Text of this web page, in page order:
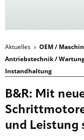
Aktuelles
OEM /
Antriebstechnik /
Instandhaltung
B&R: Mit
und Leistung